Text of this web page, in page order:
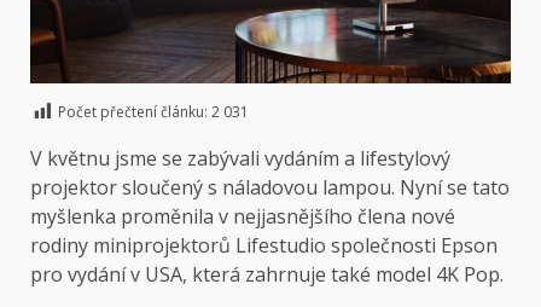
Počet přečtení článku: 2 031
V květnu jsme se zabývali vydáním a lifestylový
projektor sloučený s náladovou lampou. Nyní se tato
myšlenka proměnila v nejjasnějšího člena nové
rodiny miniprojektorů Lifestudio společnosti Epson
pro vydání v USA, která zahrnuje také model 4K Pop.